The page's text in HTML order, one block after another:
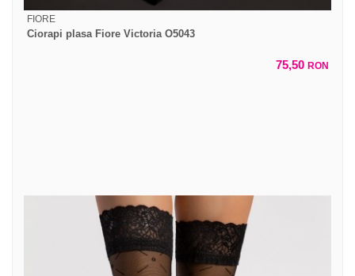
FIORE
Ciorapi plasa Fiore Victoria O5043
75,50 RON